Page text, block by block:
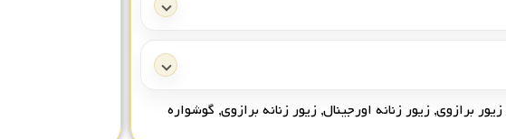
زیور برازوی, زیور زنانه اورجینال, زیور زنانه برازوی, گوشواره